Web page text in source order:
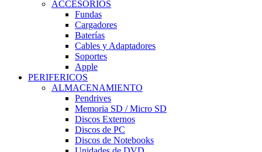
ACCESORIOS
Fundas
Cargadores
Baterías
Cables y Adaptadores
Soportes
Apple
PERIFERICOS
ALMACENAMIENTO
Pendrives
Memoria SD / Micro SD
Discos Externos
Discos de PC
Discos de Notebooks